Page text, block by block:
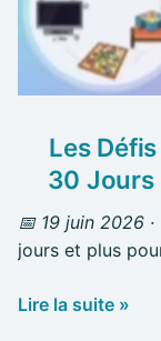
Les
30 Jours
📅 19 juin 2026 ·
jours et plus
30
Jours
et
pour
Économiser
Lire la suite »